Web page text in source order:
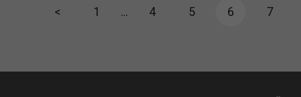
< 1 … 4 5 6 7